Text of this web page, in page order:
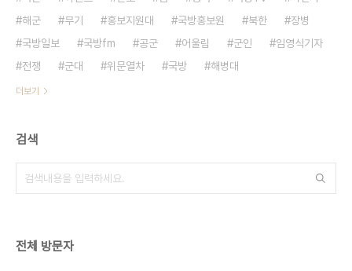
해군
무기 홍보지원대 국방홍보원 북한
장병
국방일보
국방fm 공군 어울림 군인
임영식기자
전쟁
군대 위문열차 국방 해병대
더보기
검색
전체 방문자